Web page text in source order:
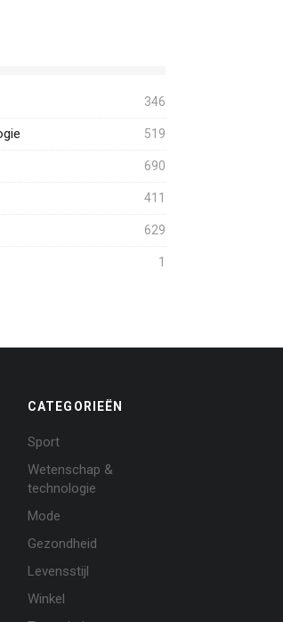
346
519
690
411
629
1
CATEGORIEËN
Sport
Wetenschap &
technologie
Mode
Gezondheid
Levensstijl
Winkel